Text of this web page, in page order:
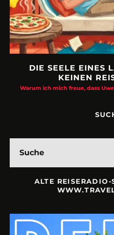
EINES LANDES
REISEFÜHRER
freue, dass Uwe Krist heute